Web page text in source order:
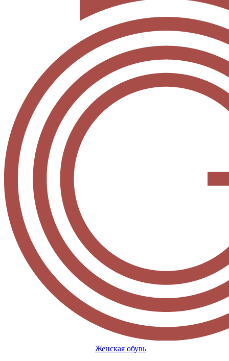
Женская обувь